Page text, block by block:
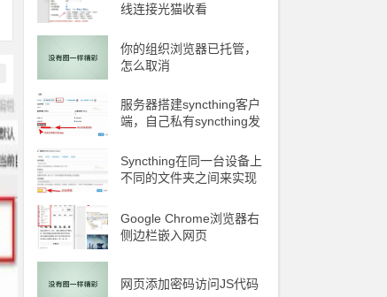
线连接光猫收看
你的组织浏览器已托管，
怎么取消
服务器搭建syncthing客户
端，自己私有syncthing发
Syncthing在同一台设备上
不同的文件夹之间来实现
ing备份到云储存
Google Chrome浏览器右
侧边栏嵌入网页
网页添加密码访问JS代码